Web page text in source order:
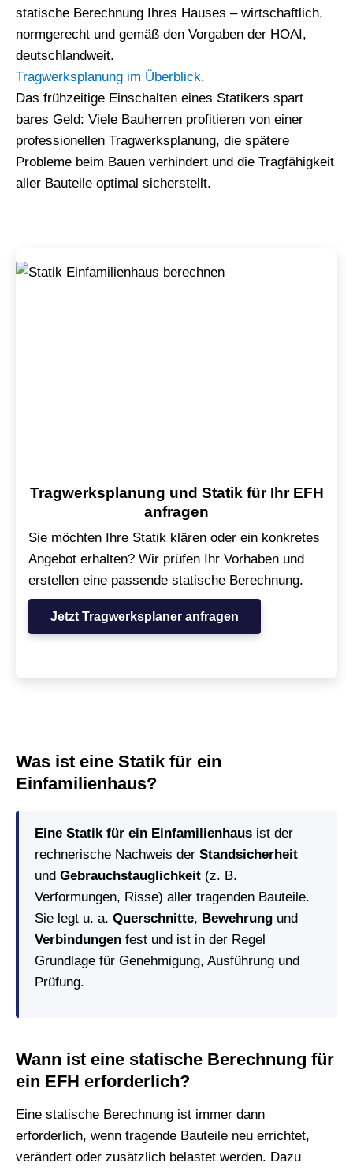
statische Berechnung Ihres Hauses – wirtschaftlich,
normgerecht und gemäß den Vorgaben der HOAI,
deutschlandweit.
Tragwerksplanung im Überblick.
Das frühzeitige Einschalten eines Statikers spart
bares Geld: Viele Bauherren profitieren von einer
professionellen Tragwerksplanung, die spätere
Probleme beim Bauen verhindert und die Tragfähigkeit
aller Bauteile optimal sicherstellt.
Tragwerksplanung und Statik für Ihr EFH
anfragen
Sie möchten Ihre Statik klären oder ein konkretes
Angebot erhalten? Wir prüfen Ihr Vorhaben und
erstellen eine passende statische Berechnung.
Jetzt Tragwerksplaner anfragen
Was ist eine Statik für ein
Einfamilienhaus?
Eine Statik für ein Einfamilienhaus ist der
rechnerische Nachweis der Standsicherheit
und Gebrauchstauglichkeit (z. B.
Verformungen, Risse) aller tragenden Bauteile.
Sie legt u. a. Querschnitte, Bewehrung und
Verbindungen fest und ist in der Regel
Grundlage für Genehmigung, Ausführung und
Prüfung.
Wann ist eine statische Berechnung für
ein EFH erforderlich?
Eine statische Berechnung ist immer dann
erforderlich, wenn tragende Bauteile neu errichtet,
verändert oder zusätzlich belastet werden. Dazu